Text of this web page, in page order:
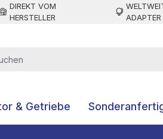
DIREKT VOM
HERSTELLER
ADAPTER
& Getriebe